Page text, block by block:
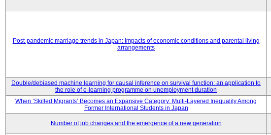
Post-pandemic marriage trends in Japan: Impacts of economic conditions and parental living
arrangements
Double/debiased machine learning for causal inference on survival function: an application to
the role of e-learning programme on unemployment duration
When ‘Skilled Migrants’ Becomes an Expansive Category: Multi-Layered Inequality Among
Former International Students in Japan
Number of job changes and the emergence of a new generation